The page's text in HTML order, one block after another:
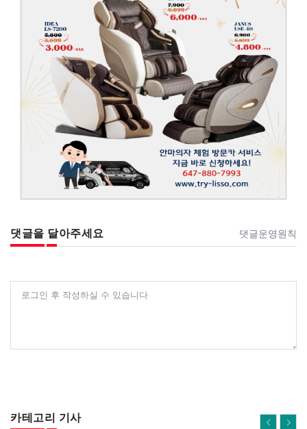
댓글을 달아주세요 댓글운영원칙
로그인 후 작성하실 수 있습니다
카테고리 기사